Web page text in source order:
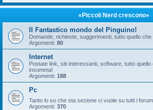
«Piccoli Nerd crescono»
Il Fantastico mondo del Pinguino!
Domande, richieste, suggerimenti, tutto quello
Argomenti: 80
Internet
Postate link, siti interessanti, software, tutto
insomma!
Argomenti: 188
Pc
Tanto lo so che sta sezione ci vuole su tutti i
Argomenti: 370